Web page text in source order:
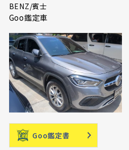
BENZ/賓士
Goo鑑定車
Goo鑑定書